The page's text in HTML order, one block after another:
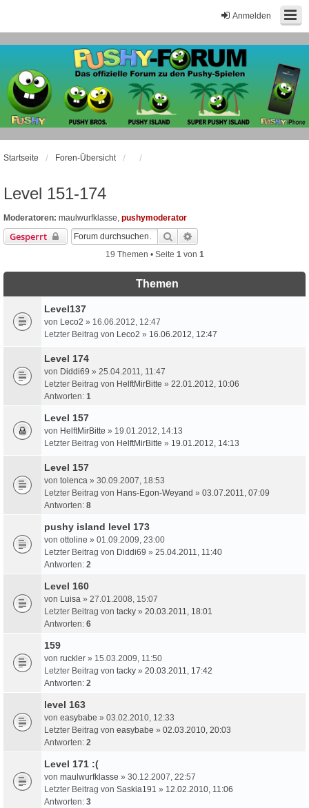
Anmelden
Startseite Foren-Übersicht
Level 151-174
Moderatoren: maulwurfklasse, pushymoderator
Gesperrt Suche
19 Themen • Seite 1von 1
Themen
Level137
von Leco2 » 16.06.2012, 12:47
Letzter Beitrag von Leco2 » 16.06.2012, 12:47
Level 174
von Diddi69 » 25.04.2011, 11:47
Letzter Beitrag von HelftMirBitte » 22.01.2012, 10:06
Antworten: 1
Level 157
von HelftMirBitte » 19.01.2012, 14:13
Letzter Beitrag von HelftMirBitte » 19.01.2012, 14:13
Level 157
von tolenca » 30.09.2007, 18:53
Letzter Beitrag von Hans-Egon-Weyand » 03.07.2011, 07:09
Antworten: 8
pushy island level 173
von ottoline » 01.09.2009, 23:00
Letzter Beitrag von Diddi69 » 25.04.2011, 11:40
Antworten: 2
Level 160
von Luisa » 27.01.2008, 15:07
Letzter Beitrag von tacky » 20.03.2011, 18:01
Antworten: 6
159
von ruckler » 15.03.2009, 11:50
Letzter Beitrag von tacky » 20.03.2011, 17:42
Antworten: 2
level 163
von easybabe » 03.02.2010, 12:33
Letzter Beitrag von easybabe » 02.03.2010, 20:03
Antworten: 2
Level 171 :(
von maulwurfklasse » 30.12.2007, 22:57
Letzter Beitrag von Saskia191 » 12.02.2010, 11:06
Antworten: 3